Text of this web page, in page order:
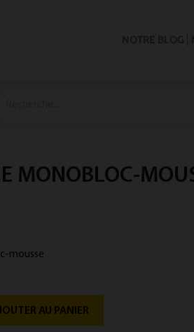
MONOBLOC-
mousse
AU PANIER